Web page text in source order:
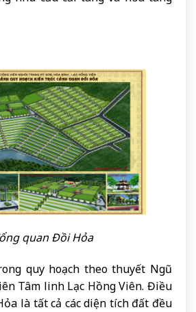
quan Đồi Hỏa
quy hoạch theo thuyết Ngũ
Tâm linh Lạc Hồng Viên. Điều
là tất cả các diện tích đất đều